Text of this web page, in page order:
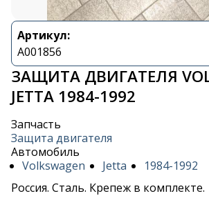
Артикул:
A001856
ЗАЩИТА ДВИГАТЕЛЯ
JETTA 1984-1992
Запчасть
Защита двигателя
Автомобиль
Volkswagen
Jetta
1984-1992
Россия. Сталь. Крепеж в комплекте.